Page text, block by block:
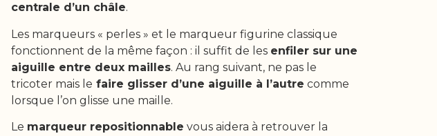
centrale d’un châle.
Les marqueurs « perles » et le marqueur figurine classique
fonctionnent de la même façon : il suffit de les enfiler sur une
aiguille entre deux mailles. Au rang suivant, ne pas le
tricoter mais le faire glisser d’une aiguille à l’autre comme
lorsque l’on glisse une maille.
Le marqueur repositionnable vous aidera à retrouver la